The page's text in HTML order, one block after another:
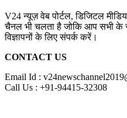
V24 न्यूज़ वेब पोर्टल, डिजिटल
चैनल भी चलता है जोकि आप सभी के
विज्ञापनों के लिए संपर्क करें।
CONTACT US
Email Id :
Call Us : +91-94415-32308